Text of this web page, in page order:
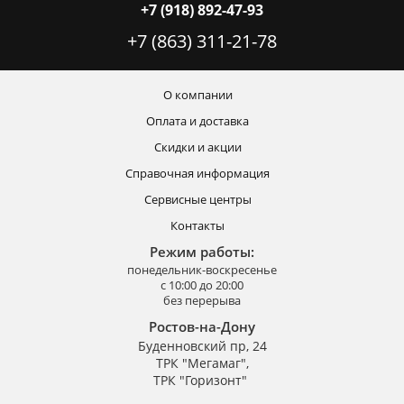
+7 (918) 892-47-93
+7 (863) 311-21-78
О компании
Оплата и доставка
Скидки и акции
Справочная информация
Сервисные центры
Контакты
Режим работы:
понедельник-воскресенье
с 10:00 до 20:00
без перерыва
Ростов-на-Дону
Буденновский пр, 24
ТРК "Мегамаг",
ТРК "Горизонт"